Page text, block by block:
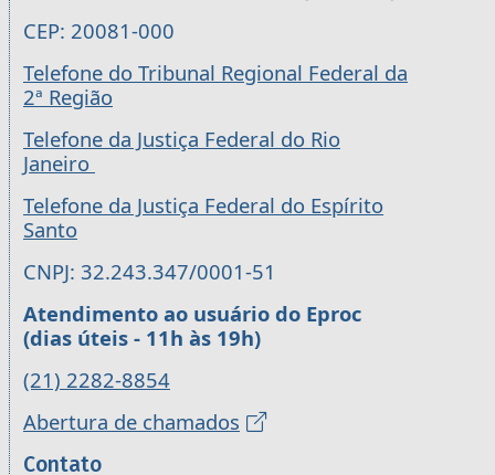
CEP: 20081-000
Telefone do Tribunal Regional Federal da
2ª Região
Telefone da Justiça Federal do Rio
Janeiro
Telefone da Justiça Federal do Espírito
Santo
CNPJ: 32.243.347/0001-51
Atendimento ao usuário do Eproc
(dias úteis - 11h às 19h)
(21) 2282-8854
Abertura de chamados
Contato